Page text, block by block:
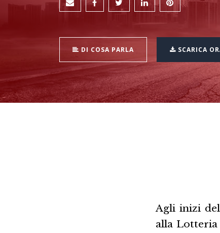
DI COSA PARLA SCARICA
Agli inizi
alla Lotteria